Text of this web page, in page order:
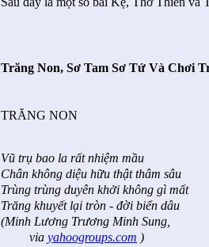
Trăng Non, Sơ Tam Sơ Tứ Và Chơi
TRĂNG NON
Vũ trụ bao la rất nhiệm mầu
Chân không diệu hữu thật thâm sâu
Trùng trùng duyên khởi không gì mất
Trăng khuyết lại tròn - đời biển dâu
(Minh Lương Trương Minh Sung,
viayahoogroups.com )